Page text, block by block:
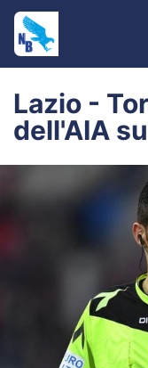
News
Settore
Lazio Women
Lazio -
dell'AIA